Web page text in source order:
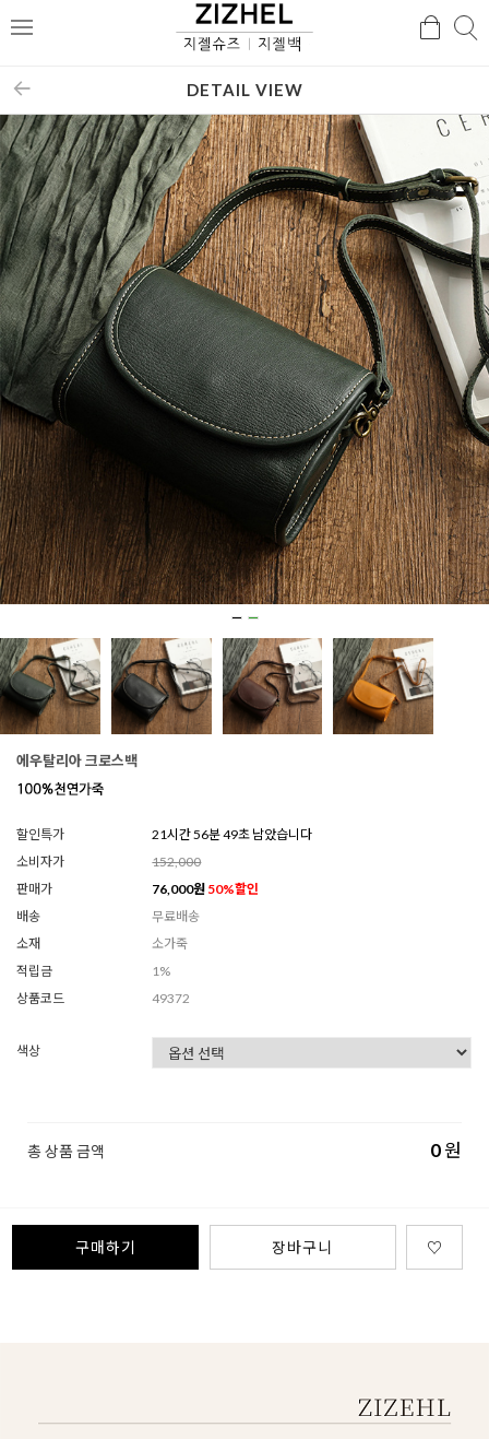
메
검
DETAIL VIEW
에우탈리아 크로스백
할인특가
21시간 56분 46초 남았습니다
소비자가
152,000
판매가
76,000원 50%할인
배송
무료배송
소재
소가죽
적립금
1%
상품코드
49372
색상
총 상품 금액 0원
구매하기 장바구니 ♡